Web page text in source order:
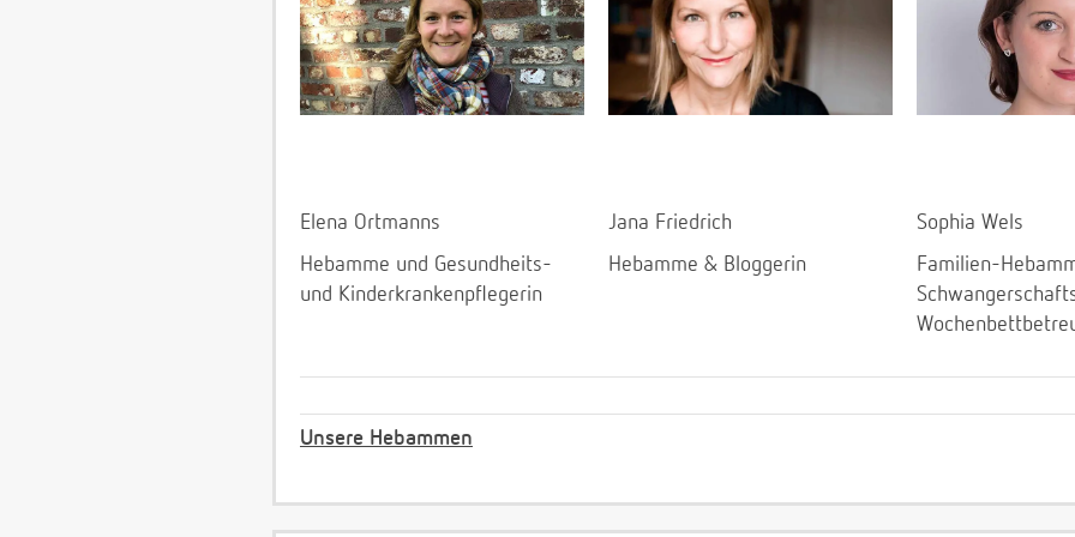
Elena Ortmanns
Hebamme und Gesundheits-
und Kinderkrankenpflegerin
Jana Friedrich
Hebamme & Bloggerin
Sophia Wels
Familien-
Unsere Hebammen